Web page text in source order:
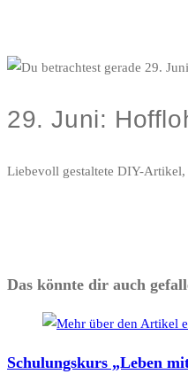
29. Juni:
Liebevoll gestaltete DIY-
Das könnte dir auch
Schulungskurs „Leben